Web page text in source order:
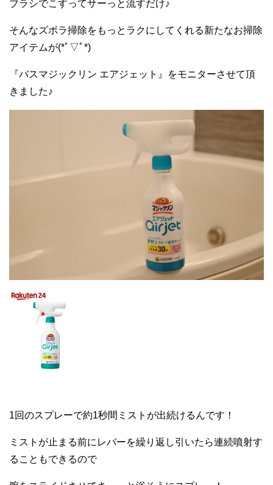
ブラシでこすってサーっと流すだけ♪
そんなズボラ掃除をもっとラクにしてくれる新たなお掃除
アイテムが(*ﾟ▽ﾟ*)
『バスマジックリン エアジェット』をモニターさせて頂
きました♪
1回のスプレーで約1秒間ミストが出続けるんです！
ミストが止まる前にレバーを繰り返し引いたら連続噴射す
ることもできるので